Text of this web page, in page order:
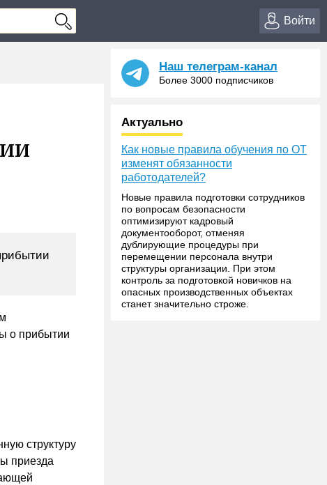
Войти
о прибытии
структуру
приезда
Наш телеграм-канал
Более 3000 подписчиков
Актуально
Как новые правила обучения по ОТ
изменят обязанности
работодателей?
Новые правила подготовки сотрудников
по вопросам безопасности
оптимизируют кадровый
документооборот, отменяя
дублирующие процедуры при
перемещении персонала внутри
структуры организации. При этом
контроль за подготовкой новичков на
опасных производственных объектах
станет значительно строже.